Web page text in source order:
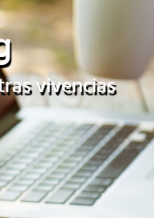
vivencias